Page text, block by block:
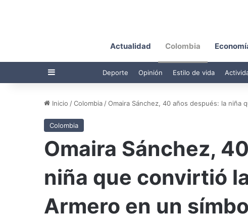
Actualidad Colombia
Barra lateral Deporte Opinión Estilo de vida
Inicio /Colombia /Omaira Sánchez, 40 años después: la
Colombia
Omaira Sánchez,
niña que convirtió
Armero en un